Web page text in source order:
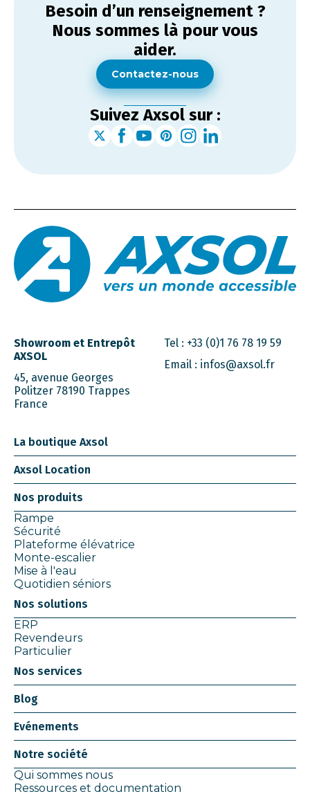
Besoin d’un renseignement ?
Nous sommes là pour vous
aider.
Contactez-nous
Suivez Axsol sur :
Showroom et Entrepôt
AXSOL
45, avenue Georges
Politzer 78190 Trappes
France
Tel : +33 (0)1 76 78 19 59
Email : infos@axsol.fr
La boutique Axsol
Axsol Location
Nos produits
Rampe
Sécurité
Plateforme élévatrice
Monte-escalier
Mise à l'eau
Quotidien séniors
Nos solutions
ERP
Revendeurs
Particulier
Nos services
Blog
Evénements
Notre société
Qui sommes nous
Ressources et documentation